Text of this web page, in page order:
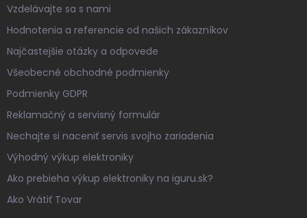
Vzdelávajte sa s nami
Hodnotenia a referencie od našich zákazníkov
Najčastejšie otázky a odpovede
Všeobecné obchodné podmienky
Podmienky GDPR
Reklamačný a servisný formulár
Nechajte si naceniť servis svojho zariadenia
Výhodný výkup elektroniky
Ako prebieha výkup elektroniky na iguru.sk?
Ako Vrátiť Tovar